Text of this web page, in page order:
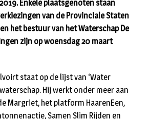
2019. Enkele plaatsgenoten staan
van de Provinciale Staten
het bestuur van het Waterschap De
zijn op woensdag 20 maart
staat op de lijst van ‘Water
Hij werkt onder meer aan
Margriet, het platform HaarenEen,
Samen Slim Rijden en